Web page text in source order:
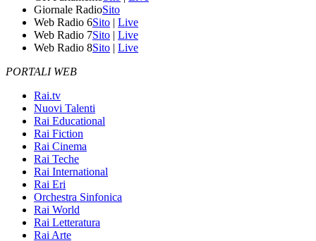
Giornale RadioSito
Web Radio 6Sito | Live
Web Radio 7Sito | Live
Web Radio 8Sito | Live
PORTALI WEB
Rai.tv
Nuovi Talenti
Rai Educational
Rai Fiction
Rai Cinema
Rai Teche
Rai International
Rai Eri
Orchestra Sinfonica
Rai World
Rai Letteratura
Rai Arte